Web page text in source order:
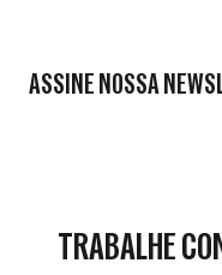
ASSINE NOSSA
TRABALHE